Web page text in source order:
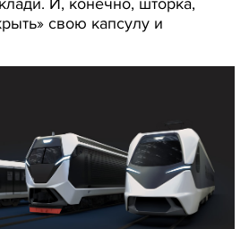
свою капсулу и